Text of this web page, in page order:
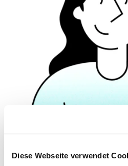
Diese Webseite verwendet
Functions:
Wissenschaftlich-